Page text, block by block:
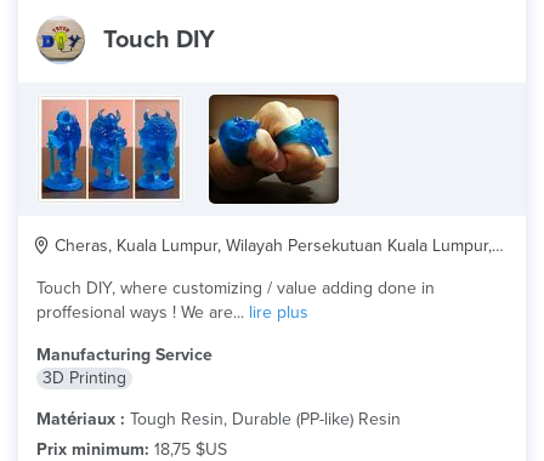
Touch DIY
Cheras, Kuala Lumpur, Wilayah Persekutuan Kuala Lumpur, MY
Touch DIY, where customizing / value adding done in
proffesional ways ! We are... lire plus
Manufacturing Service
3D Printing
Matériaux : Tough Resin, Durable (PP-like) Resin
Prix minimum: 18,75 $US